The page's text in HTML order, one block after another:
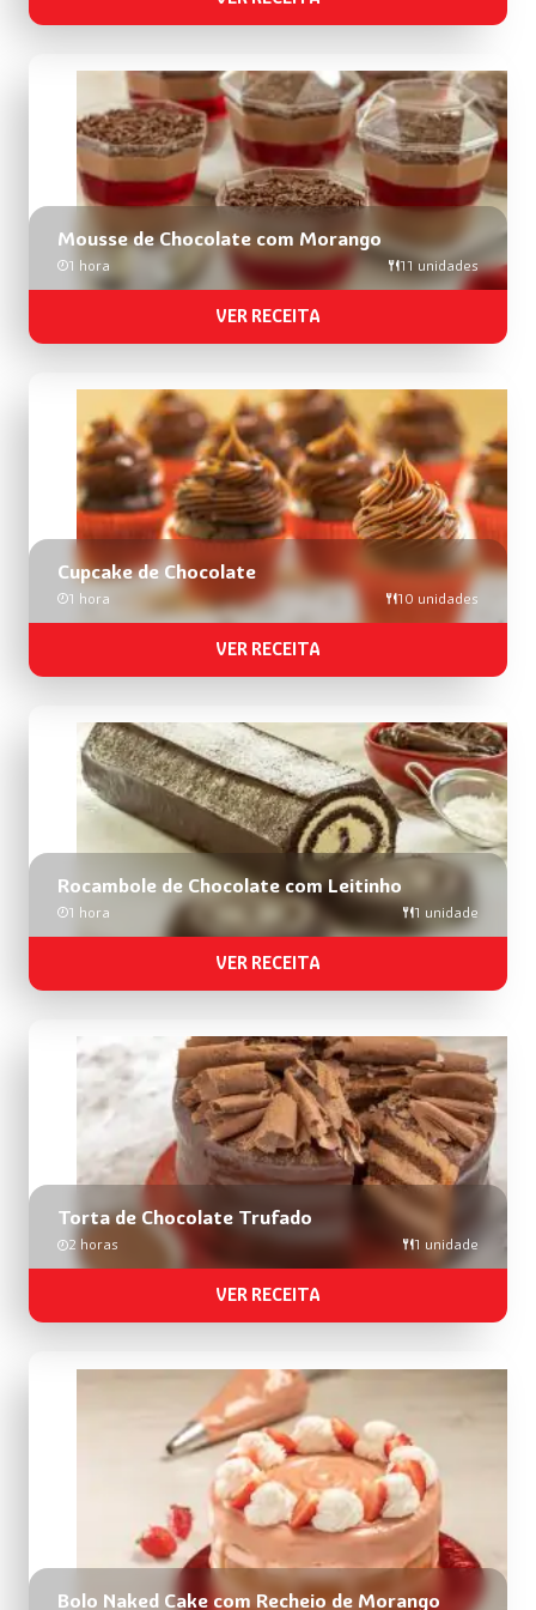
Mousse de Chocolate com Morango
1 hora 11 unidades
VER RECEITA
Cupcake de Chocolate
1 hora 10 unidades
VER RECEITA
Rocambole de Chocolate com Leitinho
1 hora 1 unidade
VER RECEITA
Torta de Chocolate Trufado
2 horas 1 unidade
VER RECEITA
Bolo Naked Cake com Recheio de Morango